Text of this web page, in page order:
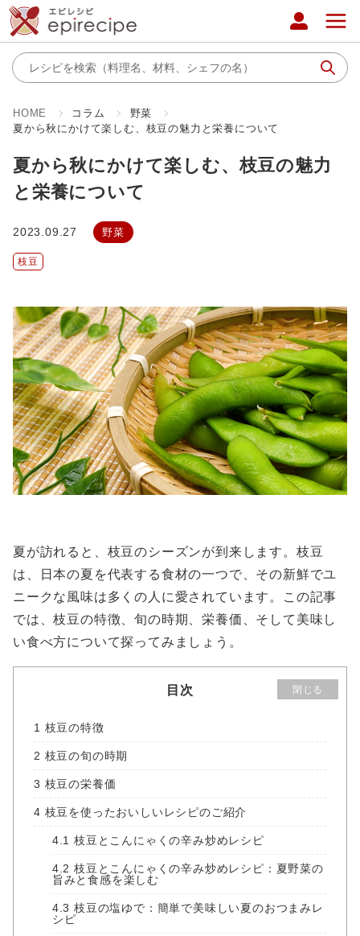
HOME コラム
野菜
夏から秋にかけて楽しむ、枝豆の魅力と栄養について
夏から秋にかけて楽しむ、枝豆の魅力
と栄養について
2023.09.27 野菜
枝豆
夏が訪れると、枝豆のシーズンが到来します。枝豆
は、日本の夏を代表する食材の一つで、その新鮮でユ
ニークな風味は多くの人に愛されています。この記事
では、枝豆の特徴、旬の時期、栄養価、そして美味し
い食べ方について探ってみましょう。
目次 閉じる
1 枝豆の特徴
2 枝豆の旬の時期
3 枝豆の栄養価
4 枝豆を使ったおいしいレシピのご紹介
4.1 枝豆とこんにゃくの辛み炒めレシピ
4.2 枝豆とこんにゃくの辛み炒めレシピ：夏野菜の
旨みと食感を楽しむ
4.3 枝豆の塩ゆで：簡単で美味しい夏のおつまみレ
シピ